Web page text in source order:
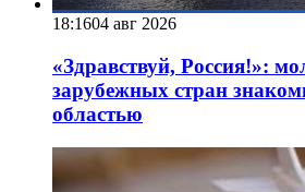
18:1604 авг 2026
«Здравствуй, Россия!»:
зарубежных стран
областью